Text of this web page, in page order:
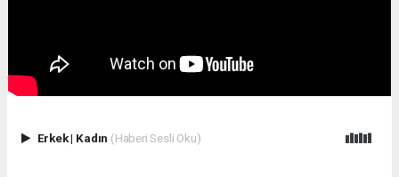
Erkek| Kadın (Haberi Sesli Oku)